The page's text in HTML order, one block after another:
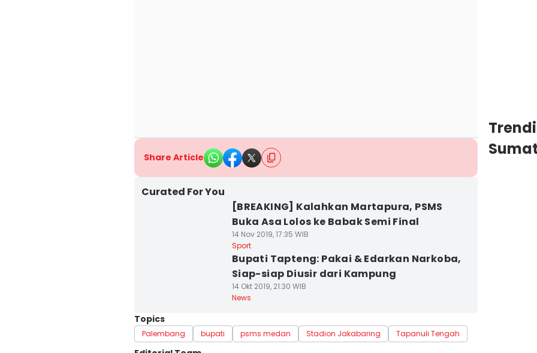
Share Article
Curated For You
[BREAKING] Kalahkan Martapura, PSMS
Buka Asa Lolos ke Babak Semi Final
14 Nov 2019, 17:35 WIB
Sport
Bupati Tapteng: Pakai & Edarkan Narkoba,
Siap-siap Diusir dari Kampung
14 Okt 2019, 21:30 WIB
News
Topics
Palembang bupati psms medan Stadion Jakabaring Tapanuli Tengah